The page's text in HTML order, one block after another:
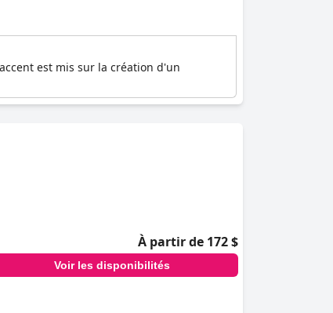
est mis sur la création d'un
À partir de 172 $
Voir les disponibilités